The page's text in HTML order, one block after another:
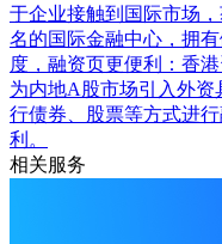
于企业接触到国际市场
名的国际金融中心，拥
度，融资页更便利：香
为内地A股市场引入外
行债券、股票等方式进
利。
相关服务